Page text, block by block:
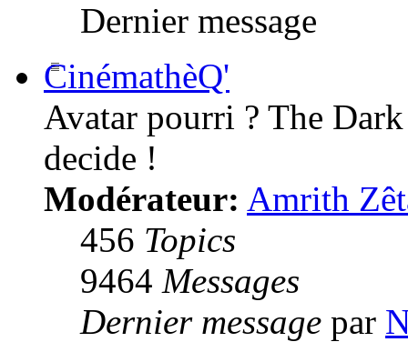
Dernier message
CinémathèQ'
Avatar pourri ? The
decide !
Modérateur: Amrith
456 Topics
9464 Messages
Dernier message par